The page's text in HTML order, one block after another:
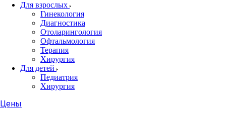
Для взрослых
Гинекология
Диагностика
Отоларингология
Офтальмология
Терапия
Хирургия
Для детей
Педиатрия
Хирургия
Цены